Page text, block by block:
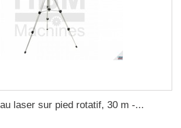
laser sur pied rotatif, 30 m -...